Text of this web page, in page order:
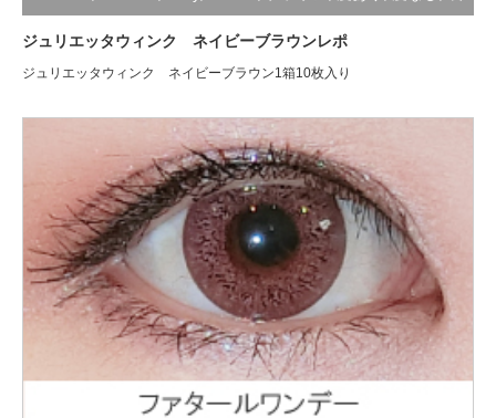
着レポ
ジュリエッタウィンク ネイビーブラウンレポ
ジュリエッタウィンク ネイビーブラウン1箱10枚入り